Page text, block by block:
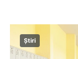
Știri